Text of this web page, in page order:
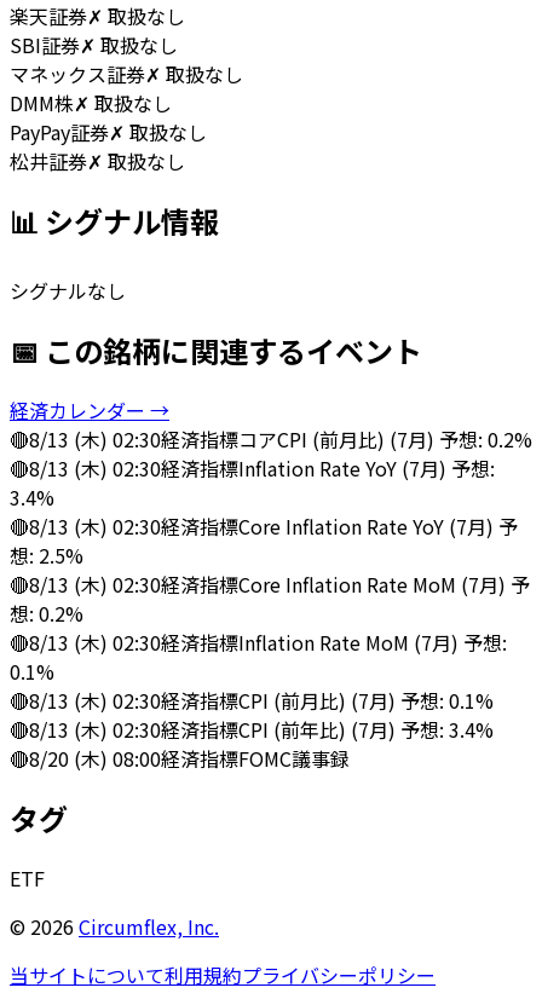
楽天証券✗ 取扱なし
SBI証券✗ 取扱なし
マネックス証券✗ 取扱なし
DMM株✗ 取扱なし
PayPay証券✗ 取扱なし
松井証券✗ 取扱なし
📊 シグナル情報
シグナルなし
📅 この銘柄に関連するイベント
経済カレンダー →
🔴8/13 (木) 02:30経済指標コアCPI (前月比) (7月) 予想: 0.2%
🔴8/13 (木) 02:30経済指標Inflation Rate YoY (7月) 予想:
3.4%
🔴8/13 (木) 02:30経済指標Core Inflation Rate YoY (7月) 予
想: 2.5%
🔴8/13 (木) 02:30経済指標Core Inflation Rate MoM (7月) 予
想: 0.2%
🔴8/13 (木) 02:30経済指標Inflation Rate MoM (7月) 予想:
0.1%
🔴8/13 (木) 02:30経済指標CPI (前月比) (7月) 予想: 0.1%
🔴8/13 (木) 02:30経済指標CPI (前年比) (7月) 予想: 3.4%
🔴8/20 (木) 08:00経済指標FOMC議事録
タグ
ETF
© 2026Circumflex, Inc.
当サイトについて利用規約プライバシーポリシー